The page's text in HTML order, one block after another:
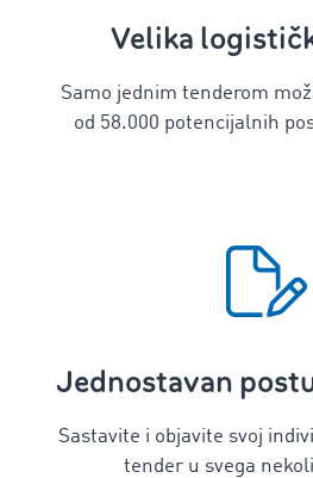
Velika
Samo jednim tenderom
od 58.000 potencijalnih
Jednostavan
Sastavite i objavite svoj
tender u svega